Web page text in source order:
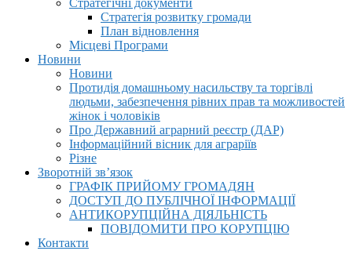
Стратегічні документи
Стратегія розвитку громади
План відновлення
Місцеві Програми
Новини
Новини
Протидія домашньому насильству та торгівлі
людьми, забезпечення рівних прав та можливостей
жінок і чоловіків
Про Державний аграрний реєстр (ДАР)
Інформаційний вісник для аграріїв
Різне
Зворотній зв’язок
ГРАФІК ПРИЙОМУ ГРОМАДЯН
ДОСТУП ДО ПУБЛІЧНОЇ ІНФОРМАЦІЇ
АНТИКОРУПЦІЙНА ДІЯЛЬНІСТЬ
ПОВІДОМИТИ ПРО КОРУПЦІЮ
Контакти